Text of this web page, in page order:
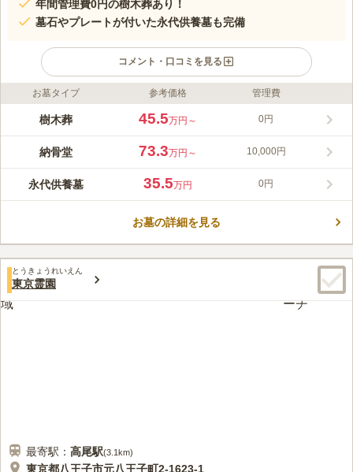
年間管理費0円の樹木葬あり！
墓石やプレートが付いた永代供養墓も完備
コメント・口コミを見る
ライフドット編集部のコメント
小金井市に現存する最古の寺院で、約450年余前に開山した金藏
「武蔵小金井駅」から徒歩約6分と近く、「自分たちらしく。話
したい、ふれたい時、いつでもすぐ逢える場所。」をコンセプト
た新しい佇まいで、心地よさ、お参りのしやすさを感じられま
す。 永代供養墓や樹木葬、集合墓、納骨堂など様々なお墓があ
り、金藏院によって末永くご供養されます。 苑内には、どなた
おいしいお茶とともにご休息いただけます。 10/7より先行案内
会がスタートし、11月に開苑いたします。
駅から近いお墓ですが、周りは静かな住宅街となっていて、とて
も落ち着いた雰囲気です。 歴史ある金蔵院さんの中にある墓地で安心感も
感じました。
お墓タイプ 参考価格 管理費
樹木葬 45.5万円～ 0円
納骨堂 73.3万円～ 10,000円
永代供養墓 35.5万円 0円
お墓の詳細を見る
とうきょうれいえん
東京霊園
最寄駅： 高尾駅(3.1km)
東京都八王子市元八王子町2-1623-1